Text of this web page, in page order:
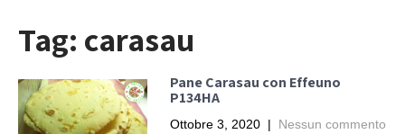
Tag: carasau
Pane Carasau con Effeuno
P134HA
Ottobre 3, 2020 | Nessun commento